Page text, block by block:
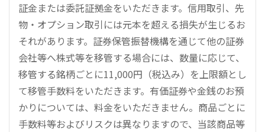
証金または委託証拠金をいただきます。信用取引、先
物・オプション取引には元本を超える損失が生じるお
それがあります。証券保管振替機構を通じて他の証券
会社等へ株式等を移管する場合には、数量に応じて、
移管する銘柄ごとに11,000円（税込み）を上限額とし
て移管手数料をいただきます。有価証券や金銭のお預
かりについては、料金をいただきません。商品ごとに
手数料等およびリスクは異なりますので、当該商品等